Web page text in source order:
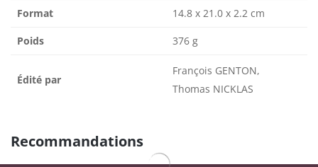
Format 14.8 x 21.0 x 2.2 cm
Poids 376 g
Édité par
François GENTON,
Thomas NICKLAS
Recommandations